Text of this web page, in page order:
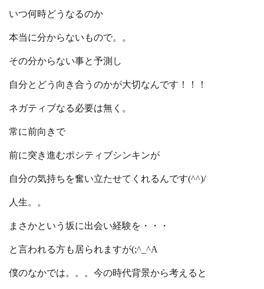
いつ何時どうなるのか
本当に分からないもので。。
その分からない事と予測し
自分とどう向き合うのかが大切なんです！！！
ネガティブなる必要は無く。
常に前向きで
前に突き進むポシティブシンキンが
自分の気持ちを奮い立たせてくれるんです(^^)/
人生。。
まさかという坂に出会い経験を・・・
と言われる方も居られますが(;^_^A
僕のなかでは。。。今の時代背景から考えると